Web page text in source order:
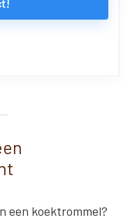
een koektrommel?